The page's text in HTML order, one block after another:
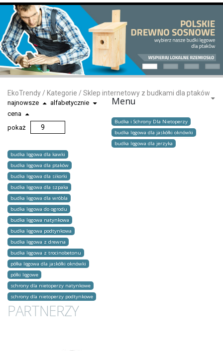
EkoTrendy/ Kategorie / Sklep internetowy z budkami dla ptaków
najnowsze
alfabetycznie
cena
pokaż
Menu
Budka i Schrony Dla Nietoperzy
budka lęgowa dla jaskółki oknówki
budka lęgowa dla jerzyka
budka lęgowa dla kawki
budka lęgowa dla ptaków
budka lęgowa dla sikorki
budka lęgowa dla szpaka
budka lęgowa dla wróbla
budka lęgowa do ogrodu
budka lęgowa natynkowa
budka lęgowa podtynkowa
budka lęgowa z drewna
budka lęgowa z trocinobetonu
półka lęgowa dla jaskółki oknówki
półki lęgowe
schrony dla nietoperzy natynkowe
schrony dla nietoperzy podtynkowe
PARTNERZY